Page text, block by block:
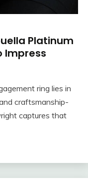
Platinum
Impress
ring lies in
craftsmanship-
captures that